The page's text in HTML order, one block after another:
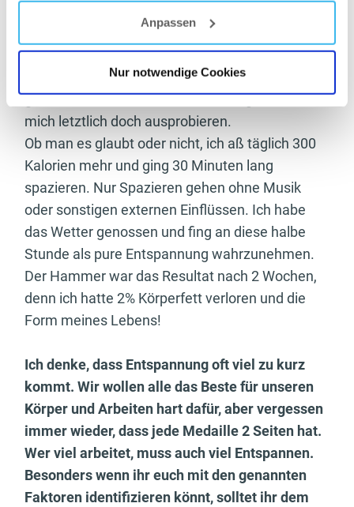
Anpassen
Nur notwendige Cookies
Gleichzeitig sollte ich meine Kalorien nach oben
schrauben und so würde ich mit meiner Diät
weiter kommen. Ich habe dem kein Vertrauen
geschenkt, aber meine Verzweiflung ließ es
mich letztlich doch ausprobieren.
Ob man es glaubt oder nicht, ich aß täglich 300
Kalorien mehr und ging 30 Minuten lang
spazieren. Nur Spazieren gehen ohne Musik
oder sonstigen externen Einflüssen. Ich habe
das Wetter genossen und fing an diese halbe
Stunde als pure Entspannung wahrzunehmen.
Der Hammer war das Resultat nach 2 Wochen,
denn ich hatte 2% Körperfett verloren und die
Form meines Lebens!
Ich denke, dass Entspannung oft viel zu kurz
kommt. Wir wollen alle das Beste für unseren
Körper und Arbeiten hart dafür, aber vergessen
immer wieder, dass jede Medaille 2 Seiten hat.
Wer viel arbeitet, muss auch viel Entspannen.
Besonders wenn ihr euch mit den genannten
Faktoren identifizieren könnt, solltet ihr dem